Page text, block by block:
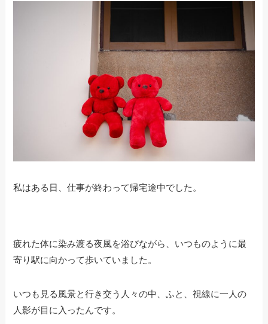
私はある日、仕事が終わって帰宅途中でした。
疲れた体に染み渡る夜風を浴びながら、いつものように最
寄り駅に向かって歩いていました。
いつも見る風景と行き交う人々の中、ふと、視線に一人の
人影が目に入ったんです。